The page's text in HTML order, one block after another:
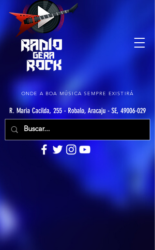
ONDE A BOA MÚSICA SEMPRE EXISTIRÁ
R. Maria Cacilda, 255 - Robalo, Aracaju - SE, 49006-029